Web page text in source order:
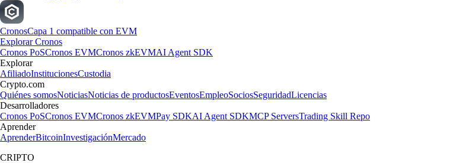
CronosCapa 1 compatible con EVM
Explorar Cronos
Cronos PoSCronos EVMCronos zkEVMAI Agent SDK
Explorar
AfiliadoInstitucionesCustodia
Crypto.com
Quiénes somosNoticiasNoticias de productosEventosEmpleoSociosSeguridadLicencias
Desarrolladores
Cronos PoSCronos EVMCronos zkEVMPay SDKAI Agent SDKMCP ServersTrading Skill Repo
Aprender
AprenderBitcoinInvestigaciónMercado
CRIPTO